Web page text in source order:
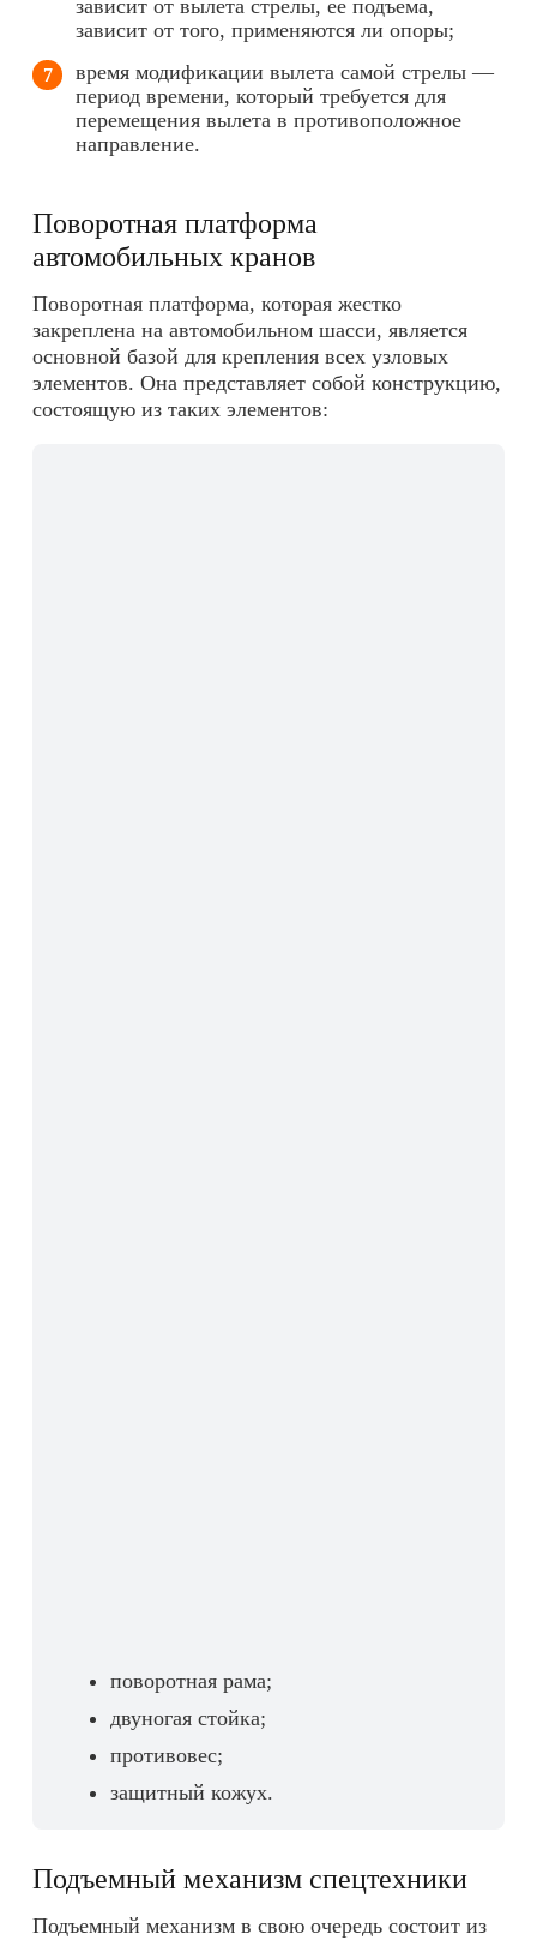
зависит от вылета стрелы, ее подъема,
зависит от того, применяются ли опоры;
время модификации вылета самой стрелы —
период времени, который требуется для
перемещения вылета в противоположное
направление.
Поворотная платформа
автомобильных кранов
Поворотная платформа, которая жестко
закреплена на автомобильном шасси, является
основной базой для крепления всех узловых
элементов. Она представляет собой конструкцию,
состоящую из таких элементов:
поворотная рама;
двуногая стойка;
противовес;
защитный кожух.
Подъемный механизм спецтехники
Подъемный механизм в свою очередь состоит из